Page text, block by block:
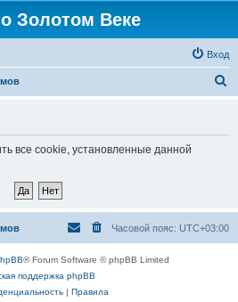
Золотом Веке
Вход
все cookie, установленные данной
Часовой пояс: UTC+03:00
® Forum Software © phpBB Limited
поддержка phpBB
| Правила